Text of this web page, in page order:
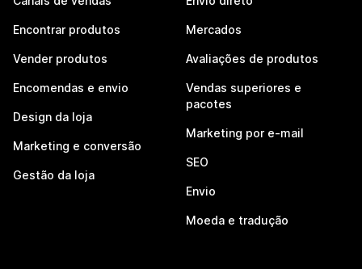
Encontrar produtos
Vender produtos
Encomendas e envio
Design da loja
Marketing e conversão
Gestão da loja
Mercados
Avaliações de produtos
Vendas superiores e
pacotes
Marketing por e-mail
SEO
Envio
Moeda e tradução